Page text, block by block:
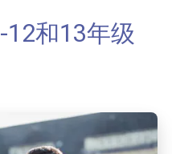
12和13年级